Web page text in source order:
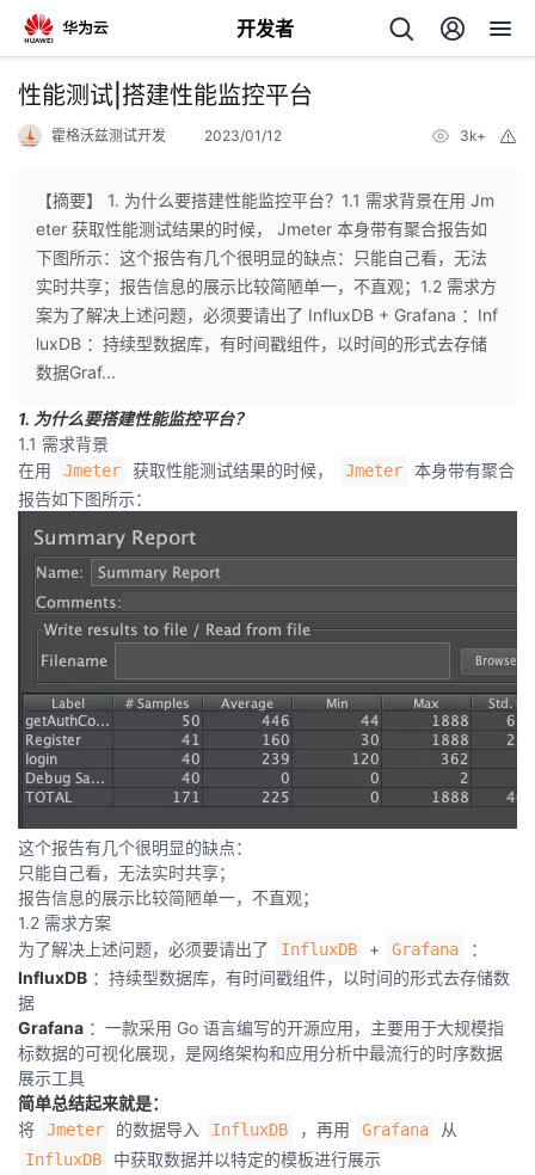
开发者
返
个
人
页
我
开
发
者
我
的
博
客
我
的
论
坛
我
的
圈
子
我
的
直
播
我
的
活
动
我
的
关
注
我
的
开
发
我
的
Programs
我
的
性能测试|搭建性能监控平台
霍格沃兹测试开发 2023/01/12 3k+
【摘要】 1. 为什么要搭建性能监控平台？1.1 需求背景在用 Jm
eter 获取性能测试结果的时候， Jmeter 本身带有聚合报告如
下图所示：这个报告有几个很明显的缺点：只能自己看，无法
实时共享；报告信息的展示比较简陋单一，不直观；1.2 需求方
案为了解决上述问题，必须要请出了 InfluxDB + Grafana ：Inf
luxDB ：持续型数据库，有时间戳组件，以时间的形式去存储
数据Graf...
1. 为什么要搭建性能监控平台？
1.1 需求背景
在用
Jmeter 获取性能测试结果的时候， Jmeter
本身带有聚合
报告如下图所示：
这个报告有几个很明显的缺点：
只能自己看，无法实时共享；
报告信息的展示比较简陋单一，不直观；
1.2 需求方案
为了解决上述问题，必须要请出了
InfluxDB + Grafana
：
InfluxDB ：持续型数据库，有时间戳组件，以时间的形式去存储数
据
Grafana ：一款采用 Go 语言编写的开源应用，主要用于大规模指
标数据的可视化展现，是网络架构和应用分析中最流行的时序数据
展示工具
简单总结起来就是：
将
Jmeter 的数据导入 InfluxDB ，再用 Grafana 从
InfluxDB 中获取数据并以特定的模板进行展示